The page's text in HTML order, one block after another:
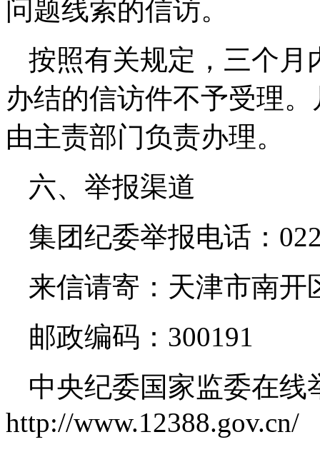
问题线索的信访。
按照有关规定，三个月
办结的信访件不予受理
由主责部门负责办理。
六、举报渠道
集团纪委举报电话：
来信请寄： 天津市南开
邮政编码： 300191
中央纪委国家监委在线
http://www.12388.gov.cn/